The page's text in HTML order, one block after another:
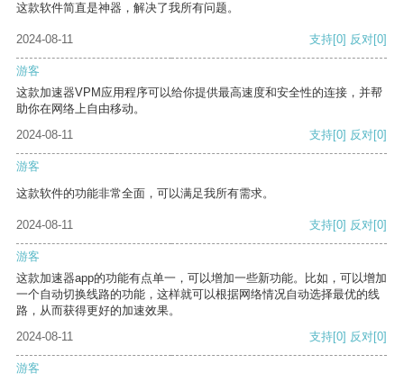
这款软件简直是神器，解决了我所有问题。
2024-08-11 支持[0] 反对[0]
游客
这款加速器VPM应用程序可以给你提供最高速度和安全性的连接，并帮
助你在网络上自由移动。
2024-08-11
支持[0] 反对[0]
游客
这款软件的功能非常全面，可以满足我所有需求。
2024-08-11 支持[0] 反对[0]
游客
这款加速器app的功能有点单一，可以增加一些新功能。比如，可以增加
一个自动切换线路的功能，这样就可以根据网络情况自动选择最优的线
路，从而获得更好的加速效果。
2024-08-11
支持[0] 反对[0]
游客